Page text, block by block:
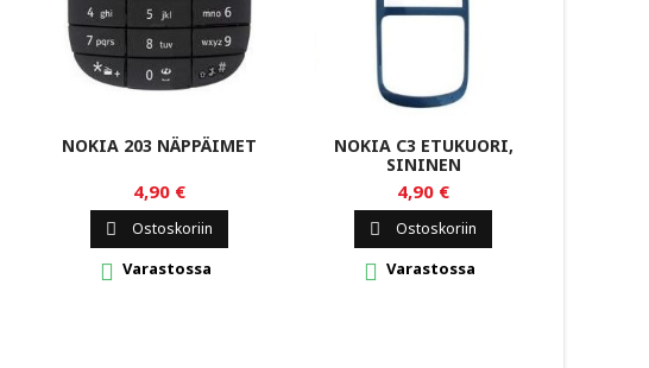
NOKIA 203 NÄPPÄIMET
4,90 €
 Ostoskoriin
 Varastossa
NOKIA C3 ETUKUORI,
SININEN
4,90 €
 Ostoskoriin
 Varastossa